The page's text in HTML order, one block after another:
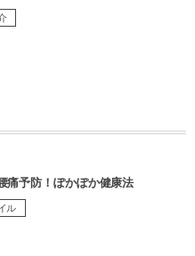
痛予防！ぽかぽか健康法
ル